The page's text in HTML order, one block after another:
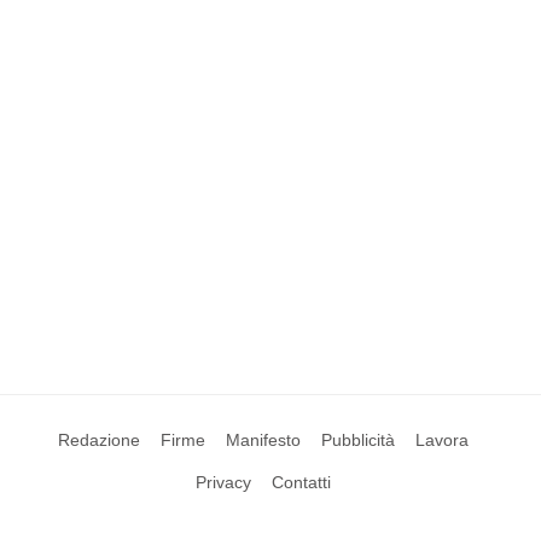
Redazione Firme Manifesto Pubblicità Lavora
Privacy Contatti